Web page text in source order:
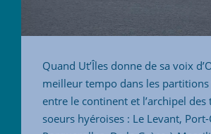
Quand Ut’Îles donne de sa voix
meilleur tempo dans les
entre le continent et l’archipel des
soeurs hyéroises : Le Levant, Port-